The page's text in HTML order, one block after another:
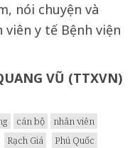
nói chuyện và
viên y tế Bệnh viện
VŨ (TTXVN)
cán bộ
nhân viên
Rạch Giá
Phú Quốc